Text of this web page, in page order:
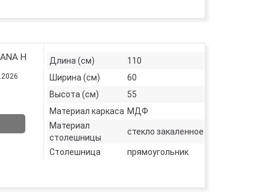
H
Длина (см)
110
Ширина (см)
60
Высота (см)
55
Материал каркаса МДФ
Материал
столешницы
стекло закаленное
Столешница прямоугольник